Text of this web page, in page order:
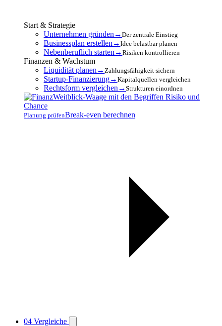
Start & Strategie
Unternehmen gründen → Der zentrale Einstieg
Businessplan erstellen → Idee belastbar planen
Nebenberuflich starten → Risiken kontrollieren
Finanzen & Wachstum
Liquidität planen → Zahlungsfähigkeit sichern
Startup-Finanzierung→ Kapitalquellen vergleichen
Rechtsform vergleichen → Strukturen einordnen
Planung prüfenBreak-even berechnen
04 Vergleiche